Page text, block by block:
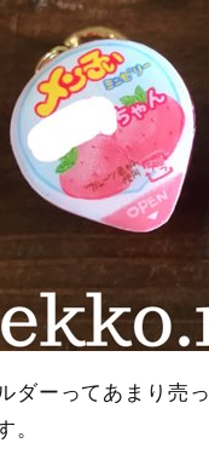
ダーってあまり売
。